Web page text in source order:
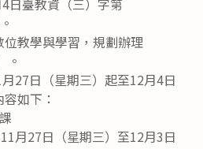
日臺教資（三）字第
教學與學習，規劃辦理
。
27日（星期三）起至12月4日
如下：
月27日（星期三）至12月3日